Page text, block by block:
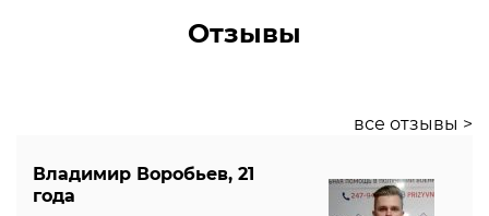
Отзывы
все отзывы >
Владимир Воробьев, 21
года